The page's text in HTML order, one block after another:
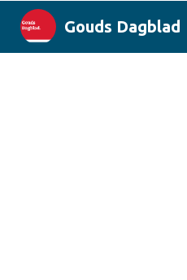
Gouds Dagblad